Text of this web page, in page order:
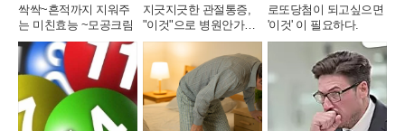
싹싹~흔적까지 지워주
는 미친효능 ~모공크림
지긋지긋한 관절통증,
"이것"으로 병원안가도
돼..
로또당첨이 되고싶으면
'이것' 이 필요하다.